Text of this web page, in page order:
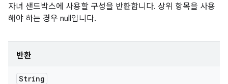
자녀 샌드박스에 사용할 구성을 반환합니다. 상위 항목을 사용
해야 하는 경우 null입니다.
반환
String